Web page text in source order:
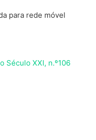
para rede móvel
Século XXI, n.º106